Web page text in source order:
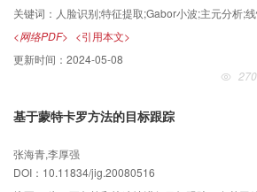
训练集得出不同的权值，因而增强了算法的自适应
部特征加权融合来得出样本的特征矩阵；接着设计
对样本矩阵进行降维；再进一步提出类矩阵的概念
的推导公式，并据此得出一种新的投影准则；最后
进行投影，并根据其欧氏距离的大小得出试验人脸
前景良好。
关键词： 人脸识别;特征提取;Gabor小波;主元分析;
<网络PDF> <引用本文>
更新时间： 2024-05-08
基于蒙特卡罗方法的目标跟踪
张海青,李厚强
DOI：10.11834/jig.20080516